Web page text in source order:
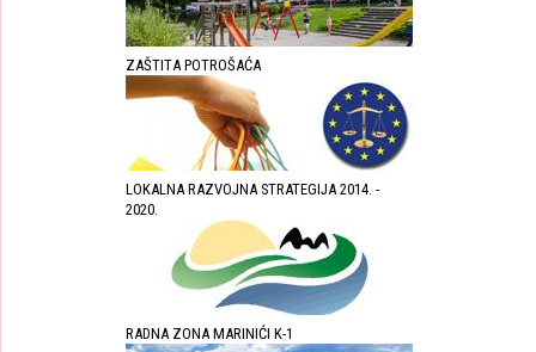
ZAŠTITA POTROŠAĆA
LOKALNA RAZVOJNA STRATEGIJA 2014. -
2020.
RADNA ZONA MARINIĆI K-1